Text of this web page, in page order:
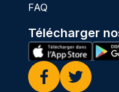
FAQ
Télécharger